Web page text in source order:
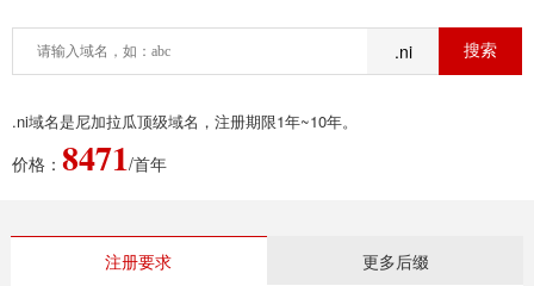
.ni
.ni域名是尼加拉瓜顶级域名，注册期限1年~10年。
价格： 8471/首年
注册要求 更多后缀